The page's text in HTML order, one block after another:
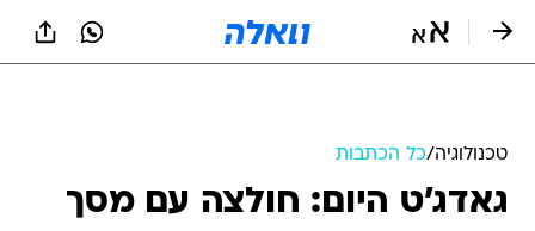
טכנולוגיה/כל הכתבות
גאדג'ט היום: חולצה עם מסך